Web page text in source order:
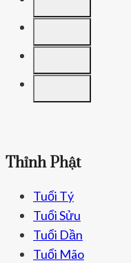
30
GIÂY
Thỉnh Phật
Tuổi Tý
Tuổi Sửu
Tuổi Dần
Tuổi Mão